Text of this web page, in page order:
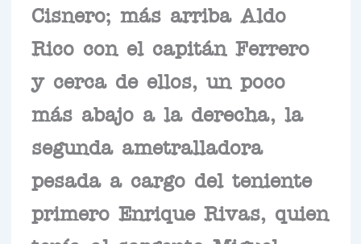
Cisnero; más arriba Aldo
Rico con el capitán Ferrero
y cerca de ellos, un poco
más abajo a la derecha, la
segunda ametralladora
pesada a cargo del teniente
primero Enrique Rivas, quien